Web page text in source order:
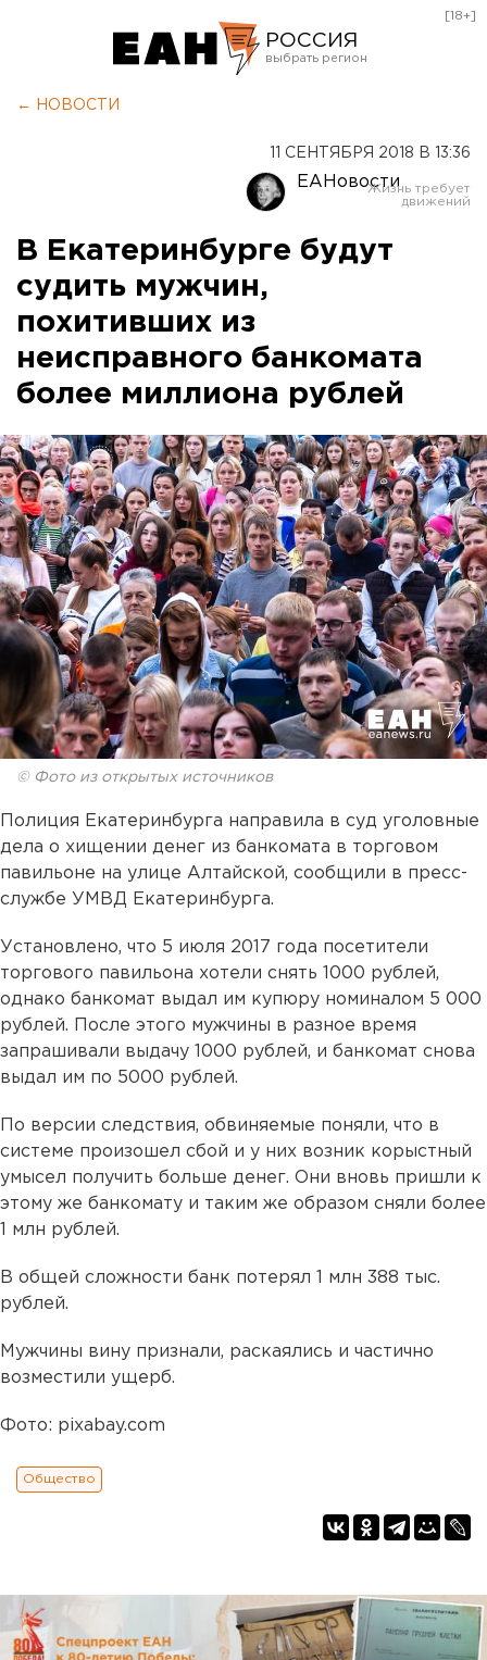
РОССИЯ
Оренбург
[18+]
← НОВОСТИ
11 СЕНТЯБРЯ 2018 В 13:36
ЕАНовости
В Екатеринбурге будут
судить мужчин,
похитивших из
неисправного банкомата
более миллиона рублей
© Фото из открытых источников
Полиция Екатеринбурга направила в суд уголовные
дела о хищении денег из банкомата в торговом
павильоне на улице Алтайской, сообщили в пресс-
службе УМВД Екатеринбурга.
Установлено, что 5 июля 2017 года посетители
торгового павильона хотели снять 1000 рублей,
однако банкомат выдал им купюру номиналом 5 000
рублей. После этого мужчины в разное время
запрашивали выдачу 1000 рублей, и банкомат снова
выдал им по 5000 рублей.
По версии следствия, обвиняемые поняли, что в
системе произошел сбой и у них возник корыстный
умысел получить больше денег. Они вновь пришли к
этому же банкомату и таким же образом сняли более
1 млн рублей.
В общей сложности банк потерял 1 млн 388 тыс.
рублей.
Мужчины вину признали, раскаялись и частично
возместили ущерб.
Фото: pixabay.com
Общество